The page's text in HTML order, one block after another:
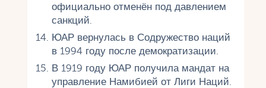
официально отменён под давлением
санкций.
ЮАР вернулась в Содружество наций
в 1994 году после демократизации.
В 1919 году ЮАР получила мандат на
управление Намибией от Лиги Наций.